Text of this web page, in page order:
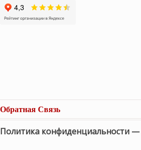
Обратная Связь
Политика конфиденциальности —